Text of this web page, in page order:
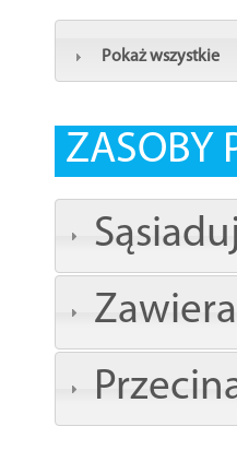
Pokaż wszystkie
ZASOBY